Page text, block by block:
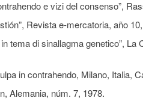
e vizi del consenso”,
Revista e-mercatoria, año
tema di sinallagma genetico”,
in contrahendo, Milano, Italia,
Alemania, núm. 7, 1978.